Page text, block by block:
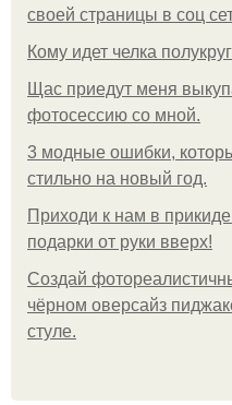
своей страницы в соц
Кому идет челка
Щас приедут меня
фотосессию со мной.
3 модные ошибки,
стильно на новый год.
Приходи к нам в
подарки от руки вверх!
Создай
чёрном оверсайз
стуле.